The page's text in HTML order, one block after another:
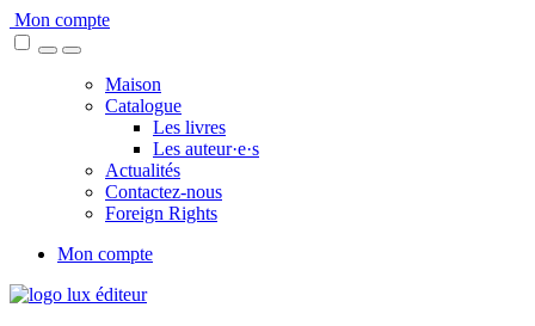
Skip
to
Mon compte
Maison
Catalogue
Les livres
Les auteur·e·s
Actualités
Contactez-nous
Foreign Rights
Mon compte